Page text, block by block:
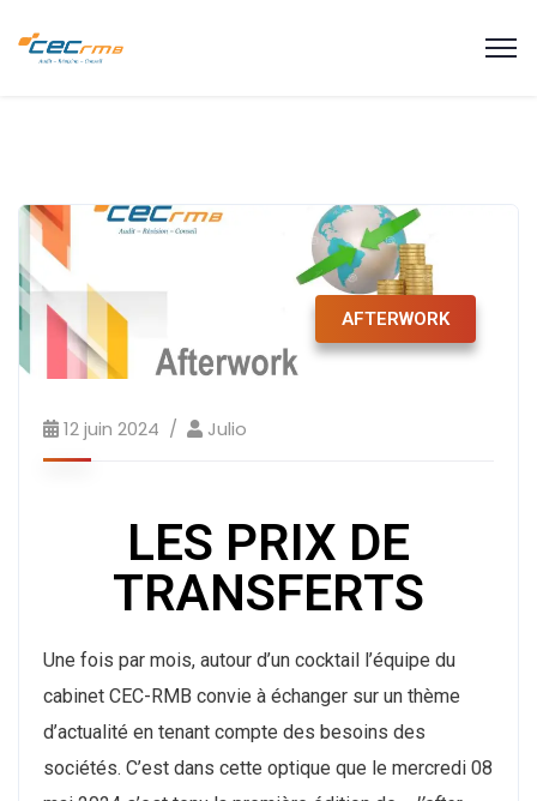
AFTERWORK
12 juin 2024 Julio
LES PRIX DE
TRANSFERTS
Une fois par mois, autour d’un cocktail l’équipe du
cabinet CEC-RMB convie à échanger sur un thème
d’actualité en tenant compte des besoins des
sociétés. C’est dans cette optique que le mercredi 08